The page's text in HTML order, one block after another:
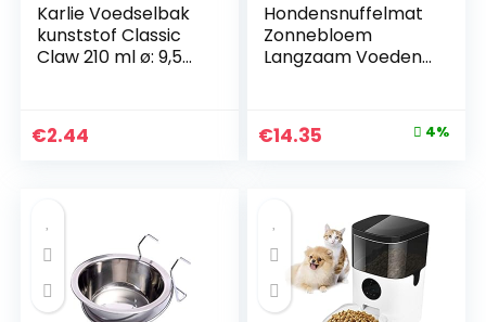
Karlie Voedselbak
kunststof Classic
Claw 210 ml ø: 9,5
€2.44
Hondensnuffelmat
Zonnebloem
Langzaam Voeden
Training Traktatie
Mat
Original
€14.98.
€14.35
€14.35.
4%